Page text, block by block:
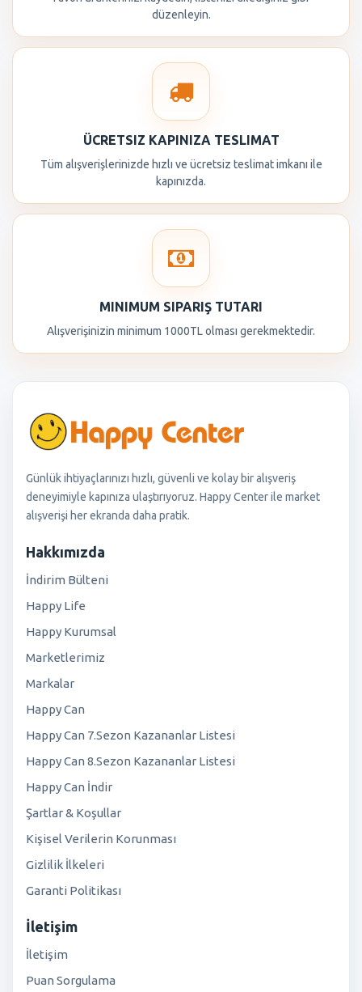
düzenleyin.
ÜCRETSIZ KAPINIZA TESLIMAT
Tüm alışverişlerinizde hızlı ve ücretsiz teslimat imkanı ile
kapınızda.
MINIMUM SIPARIŞ TUTARI
Alışverişinizin minimum 1000TL olması gerekmektedir.
Günlük ihtiyaçlarınızı hızlı, güvenli ve kolay bir alışveriş
deneyimiyle kapınıza ulaştırıyoruz. Happy Center ile market
alışverişi her ekranda daha pratik.
Hakkımızda
İndirim Bülteni
Happy Life
Happy Kurumsal
Marketlerimiz
Markalar
Happy Can
Happy Can 7.Sezon Kazananlar Listesi
Happy Can 8.Sezon Kazananlar Listesi
Happy Can İndir
Şartlar & Koşullar
Kişisel Verilerin Korunması
Gizlilik İlkeleri
Garanti Politikası
İletişim
İletişim
Puan Sorgulama